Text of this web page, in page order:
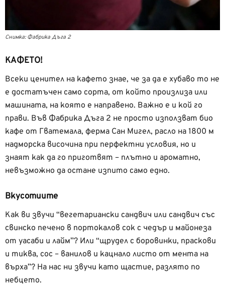
Снимка: Фабрика Дъга 2
КАФЕТО!
Всеки ценител на кафето знае, че за да е хубаво то не
е достатъчен само сорта, от който произлиза или
машината, на която е направено. Важно е и кой го
прави. Във Фабрика Дъга 2 не просто използват био
кафе от Гватемала, ферма Сан Мигел, расло на 1800 м
надморска височина при перфектни условия, но и
знаят как да го приготвят – плътно и ароматно,
невъзможно да остане изпито само едно.
Вкусотиите
Как ви звучи “вегетариански сандвич или сандвич със
свинско печено в портокалов сок с чедър и майонеза
от уасаби и лайм”? Или “щрудел с боровинки, праскови
и тиква, сос – ванилов и кацнало листо от мента на
върха”? На нас ни звучи като щастие, разлято по
небцето.